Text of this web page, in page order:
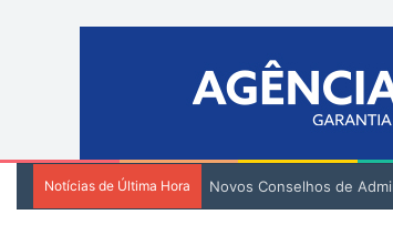
Notícias de Última Hora Novos Conselhos de